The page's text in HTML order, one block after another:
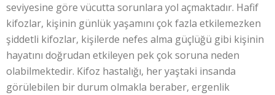
seviyesine göre vücutta sorunlara yol açmaktadır. Hafif
kifozlar, kişinin günlük yaşamını çok fazla etkilemezken
şiddetli kifozlar, kişilerde nefes alma güçlüğü gibi kişinin
hayatını doğrudan etkileyen pek çok soruna neden
olabilmektedir. Kifoz hastalığı, her yaştaki insanda
görülebilen bir durum olmakla beraber, ergenlik